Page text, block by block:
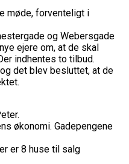
møde, forventeligt i
og Webersgade
ejere om, at de skal
indhentes to tilbud.
det blev besluttet, at de
økonomi. Gadepengene
er 8 huse til salg